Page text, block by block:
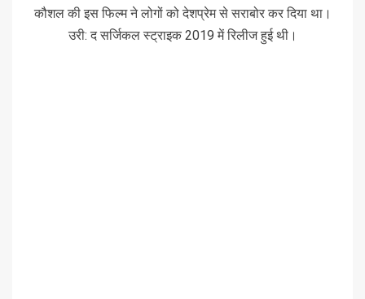
कौशल की इस फिल्म ने लोगों को देशप्रेम से सराबोर कर दिया था।
उरी: द सर्जिकल स्ट्राइक 2019 में रिलीज हुई थी।